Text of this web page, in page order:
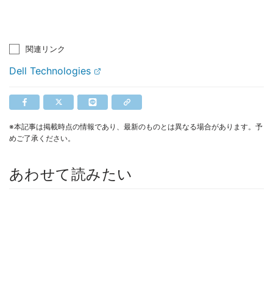
関連リンク
Dell Technologies
※本記事は掲載時点の情報であり、最新のものとは異なる場合があります。予
めご了承ください。
あわせて読みたい